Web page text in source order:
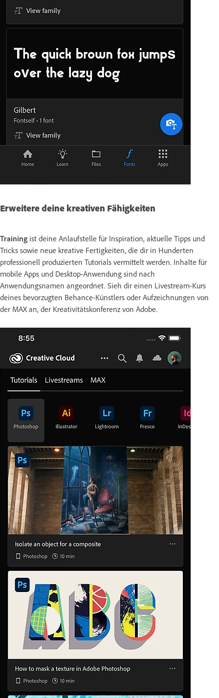
Erweitere deine kreativen Fähigkeiten
Training ist deine Anlaufstelle für Inspiration, aktuelle Tipps und
Tricks sowie neue kreative Fertigkeiten, die dir in Hunderten
professionell produzierten Tutorials vermittelt werden. Inhalte für
mobile Apps und Desktop-Anwendung sind nach
Anwendungsnamen angeordnet. Sieh dir einen Livestream-Kurs
deines bevorzugten Behance-Künstlers oder Aufzeichnungen von
der MAX an, der Kreativitätskonferenz von Adobe.